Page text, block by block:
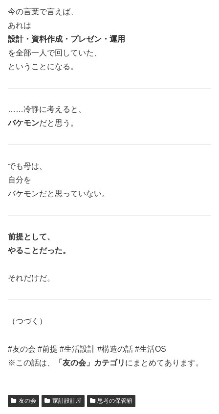
今の言葉で言えば、
あれは
設計・資料作成・プレゼン・運用
を全部一人で回していた、
ということになる。
……冷静に考えると、
バケモンだと思う。
でも母は、
自分を
バケモンだと思っていない。
前提として、
やることだった。
それだけだ。
（つづく）
#友の会 #前提 #生活設計 #構造の話 #生活OS
※この話は、
「友の会」カテゴリ にまとめてあります。
友の会 家計設計屋 思考の保管箱